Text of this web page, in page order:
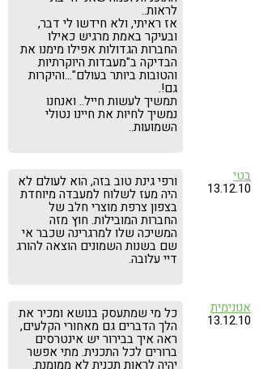
לראות..
אז ראיתי, ולא חידשו לי דבר,
ובעיקר באמת מרגיש כאילו
החברות הגדולות אפילו מימנו את
הבדיקה ב"מעבדות היוקרתיות
והטובות ביותר בעולם"…והיקרות
גם!.
תמשיך לעשות חייל.. ואנחנו
נמשיך לחיות את חיינו נטולי
השמועות..
בטי
13.12.10 ורפי גינת טוב בזה, הוא לעולם לא
היה מעז לשלוח למעבדה מיוחדת
בצפון צרפת מוצרי חלב של
החברות המובילות. חוץ מזה
המשיכה שלו למרגרינה שכבר אי
שם בשנות השמונים הוצאה להורג
דיי עלובה.
אנונימית
13.12.10 כל מי שמתעסק בנושא ומכיר את
הלך הדברים גם מאחורי הקלעים,
ראה איך בבירור יש אינטרסים
ברורים לכל התכנית. מתי אפשר
יהיה לראות תכנית לא ממומנת.